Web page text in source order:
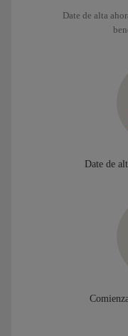
Date de alta
Date de